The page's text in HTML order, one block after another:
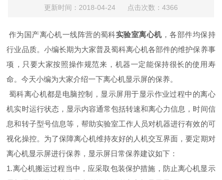
更新时间：2018-04-24 点击次数：4366
作为国产离心机一线阵营的蜀科实验室离心机，各部件均保持
行业品质。小编长期为大家普及蜀科离心机各部件的维护保养事
项，只要大家按照操作规范来，机器一定能保持很长的使用寿
命。今天小编为大家介绍一下离心机显示屏的保养。
蜀科离心机都是电脑控制，显示屏用于显示作业过程中的离心
机实时运行状态，显示内容通常包括转速和离心力信息，时间信
息和转子型号信息等，帮助实验室工作人员对机器进行有效的可
视化操控。为了保障离心机维持友好的人机交互界面，要定期对
离心机显示屏进行保养，显示屏日常保养建议如下：
1.离心机搬运过程当中，应采取包装保护措施，防止离心机显示